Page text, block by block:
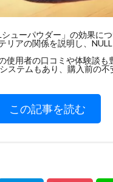
ューパウダー」の効果に
リアの関係を説明し、
用者の口コミや体験談も
ステムもあり、購入前の
この記事を読む